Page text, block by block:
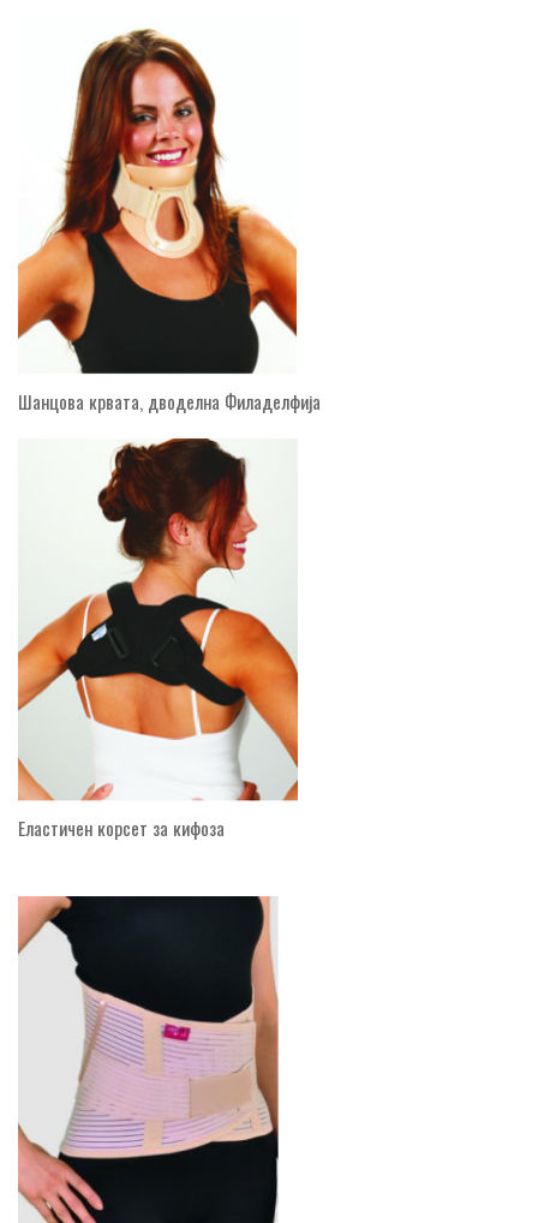
Шанцова крвата, дводелна Филаделфија
Еластичен корсет за кифоза